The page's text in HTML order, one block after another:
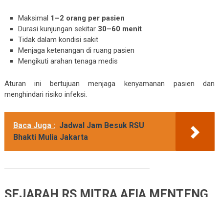
Maksimal 1–2 orang per pasien
Durasi kunjungan sekitar 30–60 menit
Tidak dalam kondisi sakit
Menjaga ketenangan di ruang pasien
Mengikuti arahan tenaga medis
Aturan ini bertujuan menjaga kenyamanan pasien dan
menghindari risiko infeksi.
Baca Juga : Jadwal Jam Besuk RSU
Bhakti Mulia Jakarta
SEJARAH RS MITRA AFIA MENTENG